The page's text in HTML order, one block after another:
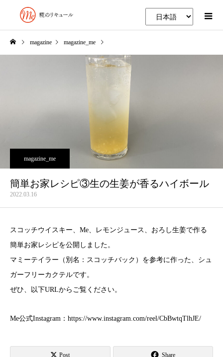
magazine magazine_me
magazine_me
簡単お家レシピ③生の生姜が香るハイボール
2022.03.16
スコッチウイスキー、Me、レモンジュース、おろし生姜で作る
簡単お家レシピを公開しました。
マミーテイラー（別名：スコッチバック）を参考に作った、シュ
ガーフリーカクテルです。
ぜひ、以下URLからご覧ください。
Me公式Instagram：https://www.instagram.com/reel/CbBwtqTlhJE/
Post Share